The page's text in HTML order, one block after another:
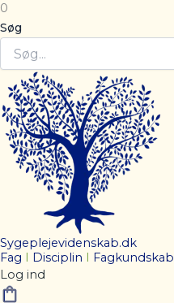
0
Søg
Sygeplejevidenskab.dk
Fag
Disciplin
Fagkundskab
Log ind